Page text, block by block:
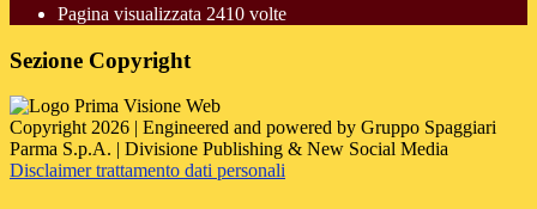
Pagina visualizzata 2410 volte
Sezione Copyright
Copyright 2026 | Engineered and powered by Gruppo Spaggiari
Parma S.p.A. | Divisione Publishing & New Social Media
Disclaimer trattamento dati personali